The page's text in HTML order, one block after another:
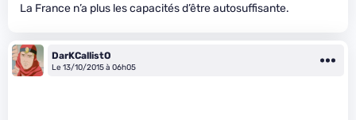
La France n’a plus les capacités d’être autosuffisante.
DarKCallistO
Le 13/10/2015 à 06h05